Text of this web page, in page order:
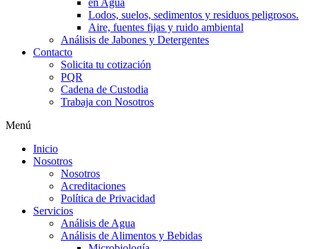
en Agua
Lodos, suelos, sedimentos y residuos peligrosos.
Aire, fuentes fijas y ruido ambiental
Análisis de Jabones y Detergentes
Contacto
Solicita tu cotización
PQR
Cadena de Custodia
Trabaja con Nosotros
Menú
Inicio
Nosotros
Nosotros
Acreditaciones
Política de Privacidad
Servicios
Análisis de Agua
Análisis de Alimentos y Bebidas